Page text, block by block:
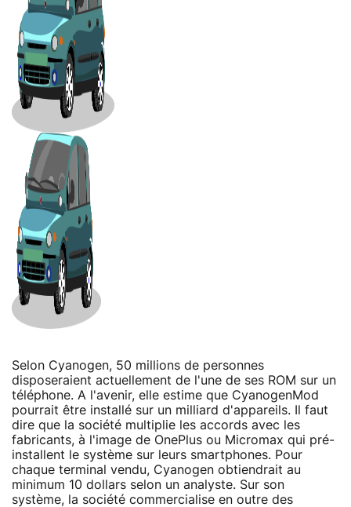
Selon Cyanogen, 50 millions de personnes
disposeraient actuellement de l'une de ses ROM sur un
téléphone. A l'avenir, elle estime que CyanogenMod
pourrait être installé sur un milliard d'appareils. Il faut
dire que la société multiplie les accords avec les
fabricants, à l'image de OnePlus ou Micromax qui pré-
installent le système sur leurs smartphones. Pour
chaque terminal vendu, Cyanogen obtiendrait au
minimum 10 dollars selon un analyste. Sur son
système, la société commercialise en outre des